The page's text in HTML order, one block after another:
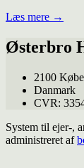
Læs mere →
Østerbro
2100
Danmark
CVR:
System til ejer-,
administreret af